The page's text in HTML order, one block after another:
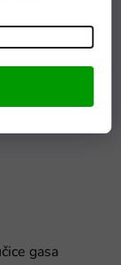
gasa